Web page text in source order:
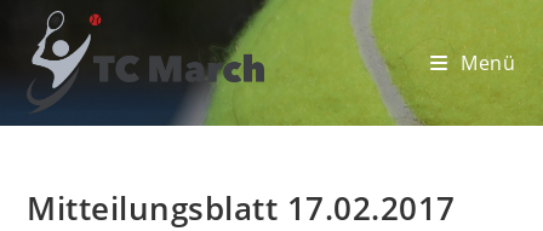
Inhalt
springen
Menü
Mitteilungsblatt 17.02.2017